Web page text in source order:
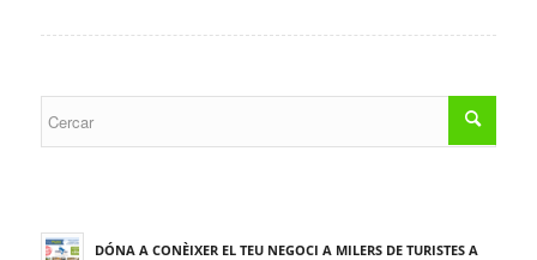
DÓNA A CONÈIXER EL TEU NEGOCI A MILERS DE TURISTES A